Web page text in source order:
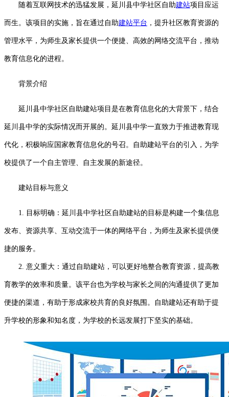
随着互联网技术的迅猛发展，延川县中学社区自助建站项目应运
而生。该项目的实施，旨在通过自助建站平台 ，提升社区教育资源的
管理水平，为师生及家长提供一个便捷、高效的网络交流平台，推动
教育信息化的进程。
背景介绍
延川县中学社区自助建站项目是在教育信息化的大背景下，结合
延川县中学的实际情况而开展的。延川县中学一直致力于推进教育现
代化，积极响应国家教育信息化的号召。自助建站平台的引入，为学
校提供了一个自主管理、自主发展的新途径。
建站目标与意义
1. 目标明确：延川县中学社区自助建站的目标是构建一个集信息
发布、资源共享、互动交流于一体的网络平台，为师生及家长提供便
捷的服务。
2. 意义重大：通过自助建站，可以更好地整合教育资源，提高教
育教学的效率和质量。该平台也为学校与家长之间的沟通提供了更加
便捷的渠道，有助于形成家校共育的良好氛围。自助建站还有助于提
升学校的形象和知名度，为学校的长远发展打下坚实的基础。